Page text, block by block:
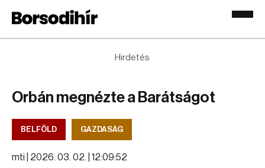
Hirdetés
Orbán megnézte a Barátságot
BELFÖLD GAZDASÁG
mti | 2026. 03. 02. | 12:09:52